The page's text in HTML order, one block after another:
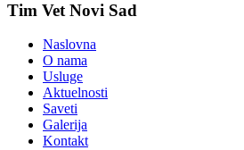
Tim Vet Novi Sad
Naslovna
O nama
Usluge
Aktuelnosti
Saveti
Galerija
Kontakt